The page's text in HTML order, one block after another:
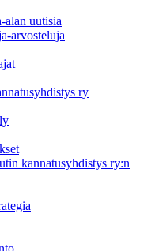
alan uutisia
arvosteluja
ry
kannatusyhdistys ry:n